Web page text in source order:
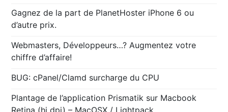
Gagnez de la part de PlanetHoster iPhone 6 ou
d’autre prix.
Webmasters, Développeurs…? Augmentez votre
chiffre d’affaire!
BUG: cPanel/Clamd surcharge du CPU
Plantage de l’application Prismatik sur Macbook
Retina (hi dpi) – MacOSX / Lightpack